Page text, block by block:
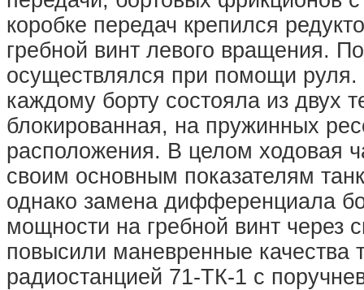
коробке передач крепился
гребной винт левого вращения.
осуществлялся при помощи руля.
каждому борту состояла из двух
блокированная, на пружинных
расположения. В целом ходовая
своим основным показателям
однако замена дифференциала
мощности на гребной винт через
повысили маневренные
радиостанцией 71-ТК-1 с